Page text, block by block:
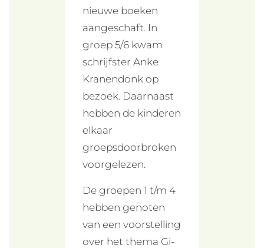
nieuwe boeken
aangeschaft. In
groep 5/6 kwam
schrijfster Anke
Kranendonk op
bezoek. Daarnaast
hebben de kinderen
elkaar
groepsdoorbroken
voorgelezen.
De groepen 1 t/m 4
hebben genoten
van een voorstelling
over het thema Gi-